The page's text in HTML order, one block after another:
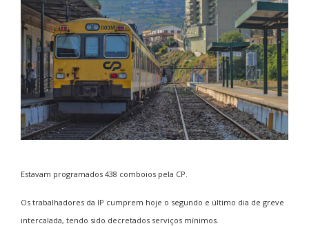
Estavam programados 438 comboios pela CP.
Os trabalhadores da IP cumprem hoje o segundo e último dia de greve
intercalada, tendo sido decretados serviços mínimos.